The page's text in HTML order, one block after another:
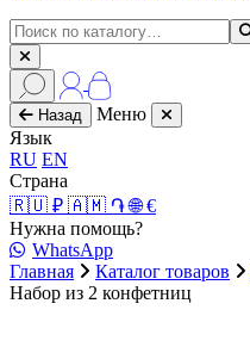
Назад
Меню
Язык
RU EN
Страна
🇷🇺 ₽ 🇦🇲 ֏🌐 €
Нужна помощь?
WhatsApp
Главная
Каталог товаров
Набор из 2 конфетниц